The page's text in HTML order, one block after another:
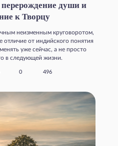
души и
к Творцу
неизменным круговоротом,
отличие от индийского понятия
уже сейчас, а не просто
в следующей жизни.
0 496